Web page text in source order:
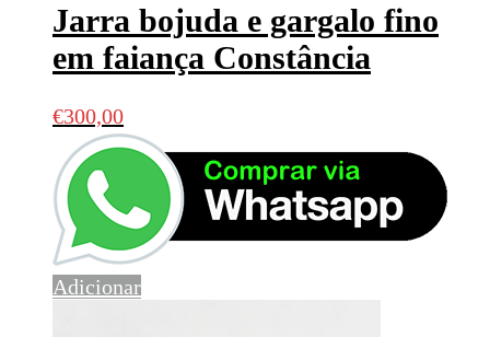
Jarra bojuda e gargalo fino
em faiança Constância
€300,00
Adicionar